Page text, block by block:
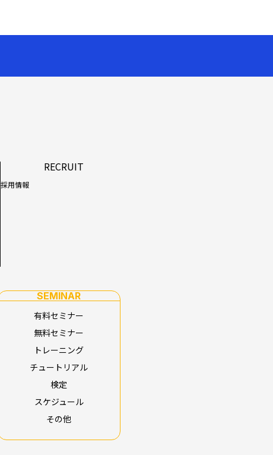
RECRUIT
採用情報
SEMINAR
有料セミナー
無料セミナー
トレーニング
チュートリアル
検定
スケジュール
その他